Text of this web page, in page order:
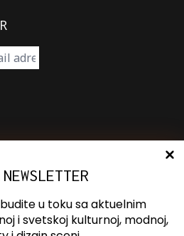
u toku sa aktuelnim
i svetskoj kulturnoj, modnoj,